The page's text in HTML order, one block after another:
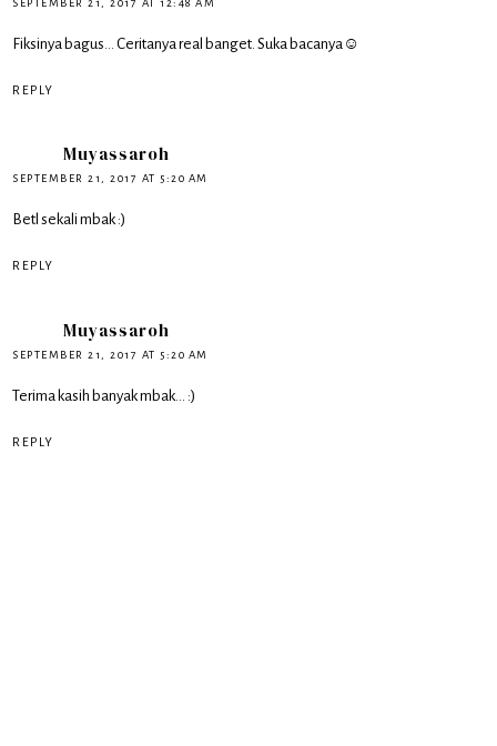
Fiksinya bagus... Ceritanya real banget. Suka bacanya☺
REPLY
Muyassaroh
SEPTEMBER 21, 2017 AT 5:20 AM
Betl sekali mbak :)
REPLY
Muyassaroh
SEPTEMBER 21, 2017 AT 5:20 AM
Terima kasih banyak mbak... :)
REPLY